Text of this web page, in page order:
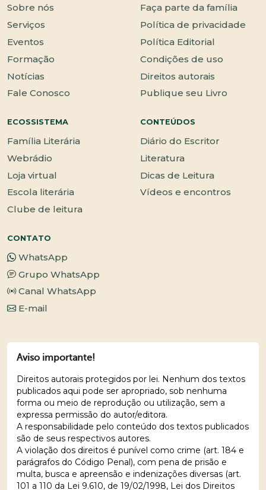
Sobre nós
Serviços
Eventos
Formação
Notícias
Fale Conosco
Faça parte da família
Política de privacidade
Política Editorial
Condições de uso
Direitos autorais
Publique seu Livro
ECOSSISTEMA
Família Literária
Webrádio
Loja virtual
Escola literária
Clube de leitura
CONTEÚDOS
Diário do Escritor
Literatura
Dicas de Leitura
Vídeos e encontros
CONTATO
WhatsApp
Grupo WhatsApp
Canal WhatsApp
E-mail
Aviso importante!
Direitos autorais protegidos por lei. Nenhum dos textos
publicados aqui pode ser apropriado, sob nenhuma
forma ou meio de reprodução ou utilização, sem a
expressa permissão do autor/editora.
A responsabilidade pelo conteúdo dos textos publicados
são de seus respectivos autores.
A violação dos direitos é punível como crime (art. 184 e
parágrafos do Código Penal), com pena de prisão e
multa, busca e apreensão e indenizações diversas (art.
101 a 110 da Lei 9.610, de 19/02/1998, Lei dos Direitos